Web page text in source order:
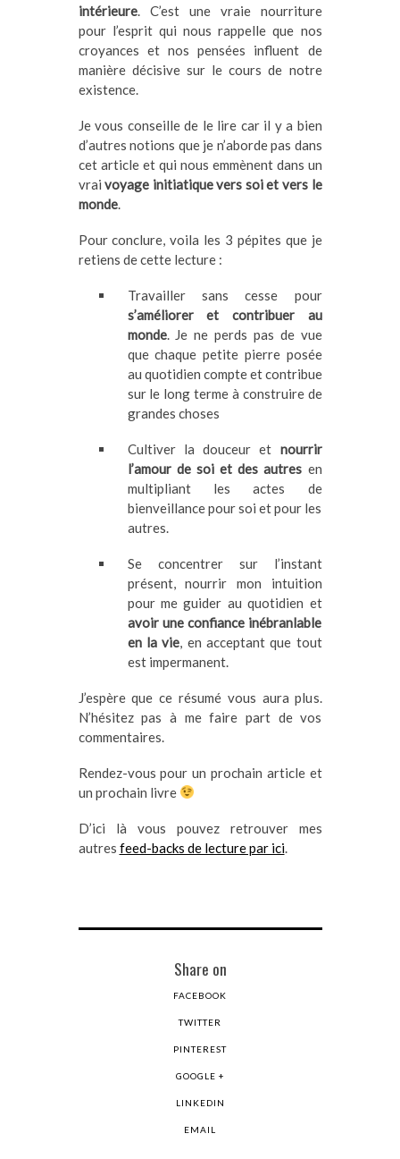
intérieure. C’est une vraie nourriture
pour l’esprit qui nous rappelle que nos
croyances et nos pensées influent de
manière décisive sur le cours de notre
existence.
Je vous conseille de le lire car il y a bien
d’autres notions que je n’aborde pas dans
cet article et qui nous emmènent dans un
vraivoyage initiatique vers soi et vers le
monde.
Pour conclure, voila les 3 pépites que je
retiens de cette lecture :
Travailler sans cesse pour
s’améliorer et contribuer au
monde. Je ne perds pas de vue
que chaque petite pierre posée
au quotidien compte et contribue
sur le long terme à construire de
grandes choses
Cultiver la douceur et nourrir
l’amour de soi et des autres en
multipliant les actes de
bienveillance pour soi et pour les
autres.
Se concentrer sur l’instant
présent, nourrir mon intuition
pour me guider au quotidien et
avoir une confiance inébranlable
en la vie, en acceptant que tout
est impermanent.
J’espère que ce résumé vous aura plus.
N’hésitez pas à me faire part de vos
commentaires.
Rendez-vous pour un prochain article et
un prochain livre
D’ici là vous pouvez retrouver mes
autres feed-backs de lecture par ici.
Share on
FACEBOOK
TWITTER
PINTEREST
GOOGLE +
LINKEDIN
EMAIL